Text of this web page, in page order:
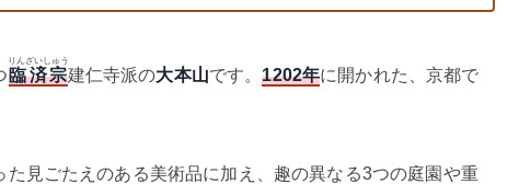
臨済宗
りんざいしゅう
建仁寺派の大本山です。1202年に開かれた、京都で
見ごたえのある美術品に加え、趣の異なる3つの庭園や重